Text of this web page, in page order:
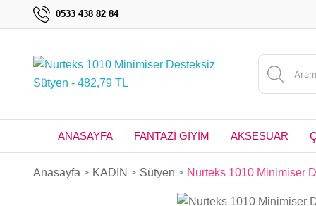
0533 438 82 84
ANASAYFA FANTAZİ GİYİM AKSESUAR
Anasayfa KADIN Sütyen Nurteks 1010 Minimiser